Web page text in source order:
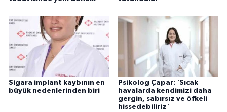
Sigara implant kaybının en
büyük nedenlerinden biri
Psikolog Çapar: 'Sıcak
havalarda kendimizi daha
gergin, sabırsız ve öfkeli
hissedebiliriz'